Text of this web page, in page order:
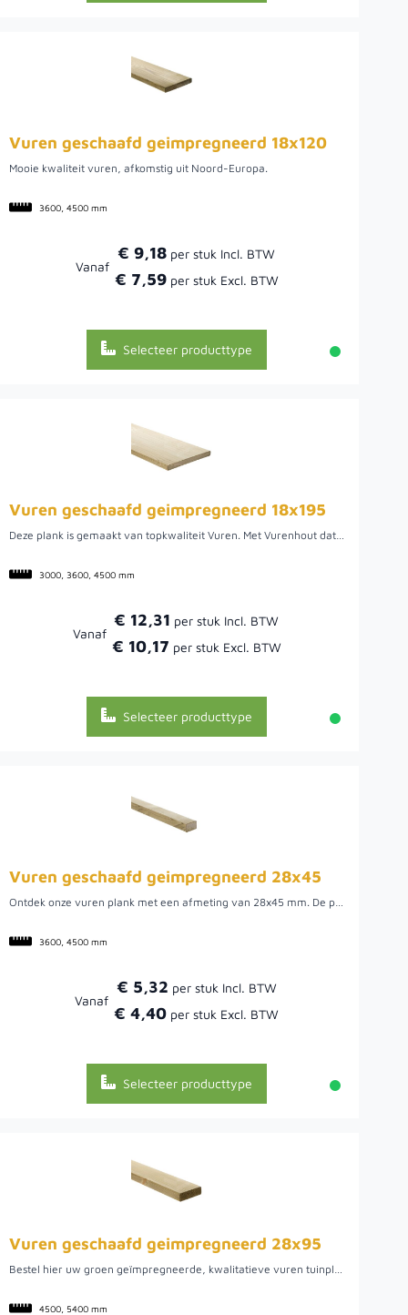
Vuren geschaafd geimpregneerd 18x120
Mooie kwaliteit vuren, afkomstig uit Noord-Europa.
3600, 4500 mm
Vanaf
€ 9,18
€ 7,59
Selecteer producttype
Vuren geschaafd geimpregneerd 18x195
Deze plank is gemaakt van topkwaliteit Vuren. Met Vurenhout dat afkomstig is uit het prachtige en betrouwbare Noord-Europa sla je de plank nooit mis! Door de afmetingen van 19x195 is deze plank geschikt voor uw project, en biedt een solide basis. Doordat de plank geschaafd en geïmpregneerd is, stijgt de duurzaamheid en heeft het een langere levensduur. Bestel vandaag en geniet van een duurzaam project!
3000, 3600, 4500 mm
Vanaf
€ 12,31
€ 10,17
Selecteer producttype
Vuren geschaafd geimpregneerd 28x45
Ontdek onze vuren plank met een afmeting van 28x45 mm. De plank is zorgvuldig geschaafd en geïmpregneerd voor optimale duurzaamheid. Deze vuren plank biedt de ideale basis voor uw creatieve ideeën. De plank is afkomstig uit Noord-Europa, waar het wordt geselecteerd voor zijn eigenschappen. Deze vuren plank is ideaal voor een binnenhuisproject, of een tuinconstructie. Met de robuustheid voegt deze plank klasse toe aan elk project. Bestel vandaag uw vuren geschaafd en geïmpregneerde plank.
3600, 4500 mm
Vanaf
€ 5,32
€ 4,40
Selecteer producttype
Vuren geschaafd geimpregneerd 28x95
Bestel hier uw groen geïmpregneerde, kwalitatieve vuren tuinplank uit Noord-Europa. We hebben een ruime voorraad in diverse lengtes 4.50 en 5.40 meter. Dit hout biedt een mooie tuinplank om verschillende werkzaamheden mee uit te voeren, zo kunt u het bijvoorbeeld gebruiken voor uw tuinpoort of schutting, maar ook voor een plantenbak of mooie afrastering. Doordat het vurenhout uit Noord-Europa komt, is het van een mooie kwaliteit. Hier kan het hout namelijk rustig groeien wat uiteindelijk een rustige en stabiele plank oplevert.
4500, 5400 mm